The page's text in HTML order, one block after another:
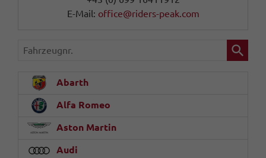
E-Mail: office@riders-peak.com
Fahrzeugnr.
Abarth
Alfa Romeo
Aston Martin
Audi